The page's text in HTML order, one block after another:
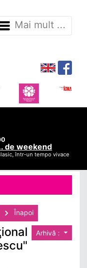
Mai mult ...
de weekend
într-un tempo vivace
Înapoi
Arhivă :